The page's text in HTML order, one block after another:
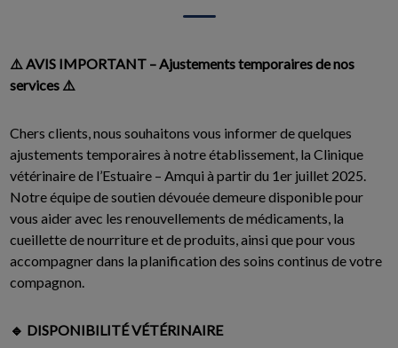
⚠️ AVIS IMPORTANT – Ajustements temporaires de nos
services ⚠️
Chers clients, nous souhaitons vous informer de quelques
ajustements temporaires à notre établissement, la Clinique
vétérinaire de l’Estuaire – Amqui à partir du 1er juillet 2025.
Notre équipe de soutien dévouée demeure disponible pour
vous aider avec les renouvellements de médicaments, la
cueillette de nourriture et de produits, ainsi que pour vous
accompagner dans la planification des soins continus de votre
compagnon.
🔹 DISPONIBILITÉ VÉTÉRINAIRE